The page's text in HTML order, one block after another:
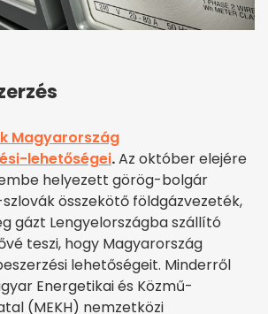
Magyarország
lehetőségei.Az október elejére
helyezett görög-bolgár
összekötő földgázvezeték,
gázt Lengyelországba szállító
teszi, hogy Magyarország
lehetőségeit. Minderről
Energetikai és Közmű-
(MEKH) nemzetközi